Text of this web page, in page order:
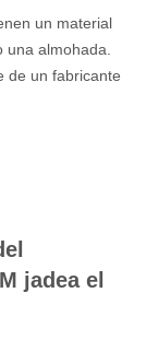
un material
almohada.
de un fabricante
jadea el